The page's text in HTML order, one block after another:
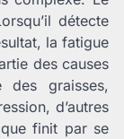
détecte
la fatigue
des causes
graisses,
d’autres
finit par se